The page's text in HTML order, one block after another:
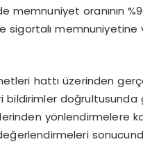
oranının
sigortalı
hattı üzerinden
bildirimler
yönlendirmelere